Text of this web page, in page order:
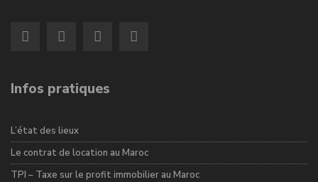
Infos pratiques
L’état des lieux
Le contrat de location au Maroc
TPI – Taxe sur le profit immobilier au Maroc